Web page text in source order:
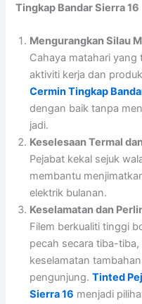
Tingkap Bandar Sierra 16
Mengurangkan Silau
Cahaya matahari
aktiviti kerja dan
Cermin Tingkap
dengan baik tanpa
jadi.
Keselesaan Termal
Pejabat kekal sejuk
membantu
elektrik bulanan.
Keselamatan dan
Filem berkualiti tinggi
pecah secara tiba-
keselamatan
pengunjung.Tinted
Sierra 16 menjadi